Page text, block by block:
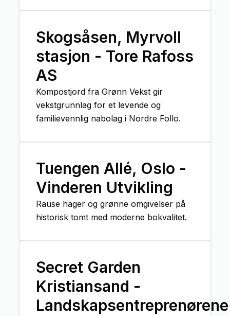
Skogsåsen, Myrvoll
stasjon - Tore Rafoss
AS
Kompostjord fra Grønn Vekst gir
vekstgrunnlag for et levende og
familievennlig nabolag i Nordre Follo.
Tuengen Allé, Oslo -
Vinderen Utvikling
Rause hager og grønne omgivelser på
historisk tomt med moderne bokvalitet.
Secret Garden
Kristiansand -
Landskapsentreprenørene